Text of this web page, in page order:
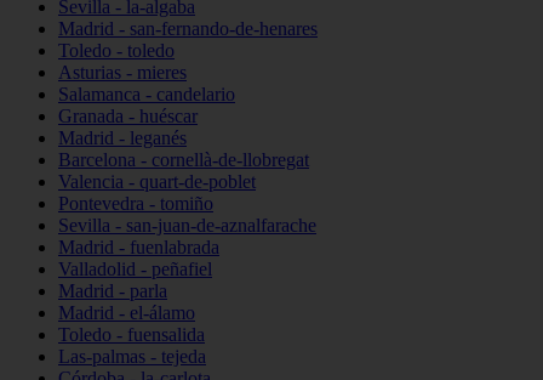
Sevilla - la-algaba
Madrid - san-fernando-de-henares
Toledo - toledo
Asturias - mieres
Salamanca - candelario
Granada - huéscar
Madrid - leganés
Barcelona - cornellà-de-llobregat
Valencia - quart-de-poblet
Pontevedra - tomiño
Sevilla - san-juan-de-aznalfarache
Madrid - fuenlabrada
Valladolid - peñafiel
Madrid - parla
Madrid - el-álamo
Toledo - fuensalida
Las-palmas - tejeda